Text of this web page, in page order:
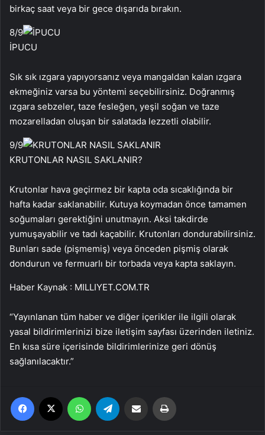
birkaç saat veya bir gece dışarıda bırakın.
8/9
İPUCU
Sık sık ızgara yapıyorsanız veya mangaldan kalan ızgara
ekmeğiniz varsa bu yöntemi seçebilirsiniz. Doğranmış
ızgara sebzeler, taze fesleğen, yeşil soğan ve taze
mozarelladan oluşan bir salatada lezzetli olabilir.
9/9
KRUTONLAR NASIL SAKLANIR?
Krutonlar hava geçirmez bir kapta oda sıcaklığında bir
hafta kadar saklanabilir. Kutuya koymadan önce tamamen
soğumaları gerektiğini unutmayın. Aksi takdirde
yumuşayabilir ve tadı kaçabilir. Krutonları dondurabilirsiniz.
Bunları sade (pişmemiş) veya önceden pişmiş olarak
dondurun ve fermuarlı bir torbada veya kapta saklayın.
Haber Kaynak : MILLIYET.COM.TR
“Yayınlanan tüm haber ve diğer içerikler ile ilgili olarak
yasal bildirimlerinizi bize iletişim sayfası üzerinden iletiniz.
En kısa süre içerisinde bildirimlerinize geri dönüş
sağlanılacaktır.”
Facebook WhatsApp Email'den paylaş